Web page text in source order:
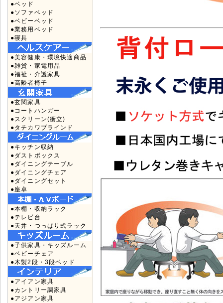
●ベッド
●ソファベッド
●ベビーベッド
●業務用ベッド
●寝具
●美容健康・環境快適商品
●雑貨・家電用品
●福祉・介護家具
●高齢者椅子
●玄関家具
●コートハンガー
●スクリーン(衝立)
●タチカワブラインド
●キッチン収納
●ダストボックス
●ダイニングテーブル
●ダイニングチェア
●ダイニングセット
●座卓
●本棚・収納ラック
●テレビ台
●天井・つっぱり式ラック
●子供家具・キッズルーム
●ベビーチェア
●木製2段・3段ベッド
●アイアン家具
●カントリー調家具
●アジアン家具